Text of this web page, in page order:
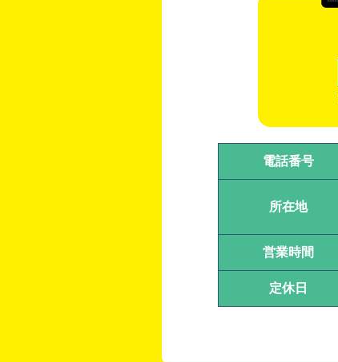
電話番号
所在地
営業時間
定休日